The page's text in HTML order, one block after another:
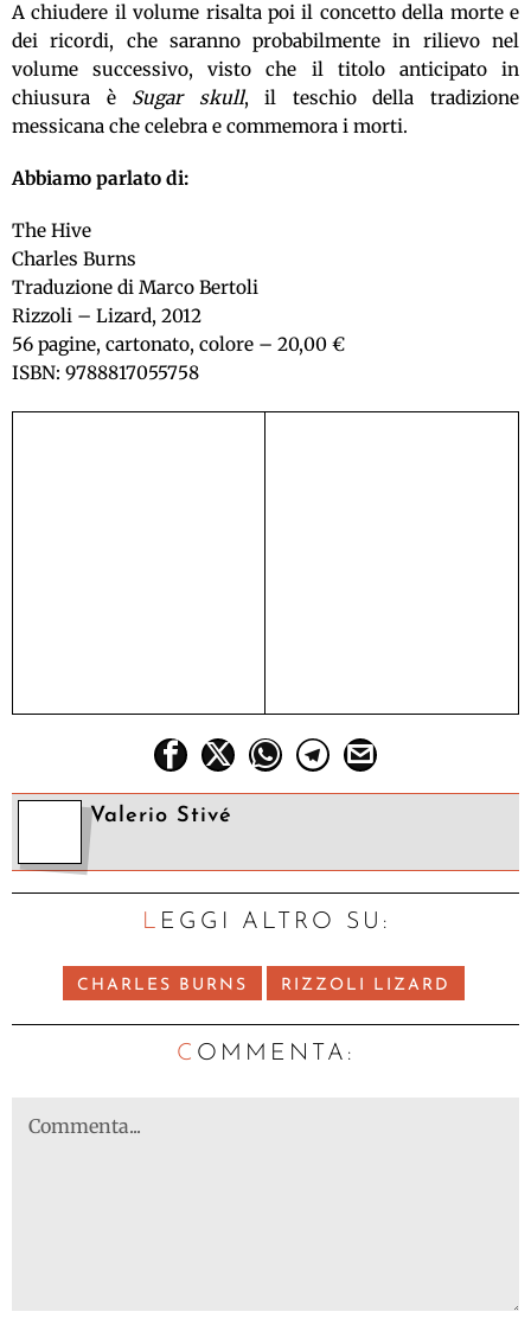
A chiudere il volume risalta poi il concetto della morte e
dei ricordi, che saranno probabilmente in rilievo nel
volume successivo, visto che il titolo anticipato in
chiusura è Sugar skull, il teschio della tradizione
messicana che celebra e commemora i morti.
Abbiamo parlato di:
The Hive
Charles Burns
Traduzione di Marco Bertoli
Rizzoli – Lizard, 2012
56 pagine, cartonato, colore – 20,00 €
ISBN: 9788817055758
Valerio Stivé
LEGGI ALTRO SU:
CHARLES BURNS RIZZOLI LIZARD
C OMMENTA: